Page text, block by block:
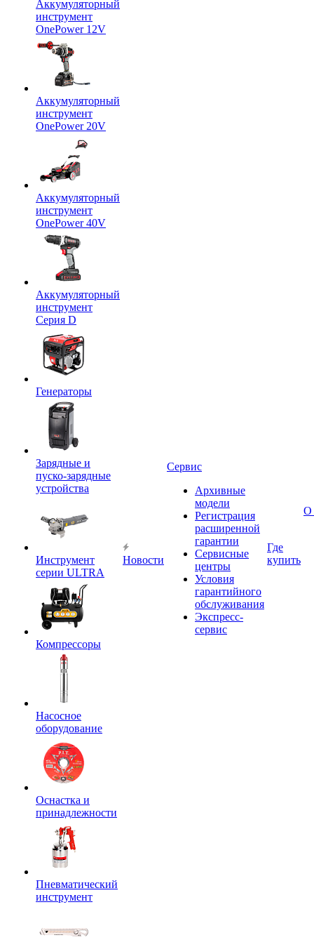
Аккумуляторный
инструмент
OnePower 12V
Аккумуляторный
инструмент
OnePower 20V
Аккумуляторный
инструмент
OnePower 40V
Аккумуляторный
инструмент
Серия D
Генераторы
Зарядные и
пуско-зарядные
устройства
Инструмент
серии ULTRA
Компрессоры
Насосное
оборудование
Оснастка и
принадлежности
Пневматический
инструмент
Новости
Сервис
Архивные
модели
Регистрация
расширенной
гарантии
Сервисные
центры
Условия
гарантийного
обслуживания
Экспресс-
сервис
Где
купить
О